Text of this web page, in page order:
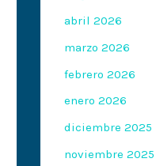
abril 2026
marzo 2026
febrero 2026
enero 2026
diciembre 2025
noviembre 2025